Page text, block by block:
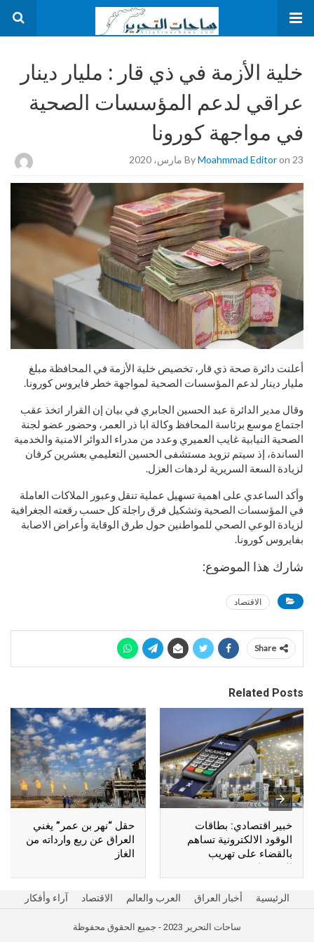
خلية الأزمة في ذي قار : مليار دينار
عراقي لدعم المؤسسات الصحية
في مواجهة كورونا
ByMoahmmad Editoron 23 مارس، 2020
أعلنت دائرة صحة ذي قار، تخصيص خلية الأزمة في المحافظة مبلغ
مليار دينار لدعم المؤسسات الصحية لمواجهة خطر فايروس كورونا.
وقال مدير الدائرة عبد الحسين الجابري في بيان إن القرار اتخذ عقب
اجتماع موسع برئاسة المحافظ وكالة ابا ذر العمر، وحضور عضو لجنة
الصحية النيابية غايب العميري وعدد من مدراء الدوائر الامنية والخدمية
الساندة، إذ سيتم تزويد مستشفى الحسين التعليمي بعشرين كرفان
لزيادة السعة السريرية لردهات العزل.
وأكد الساعدي على اهمية تسهيل عملية تنقل وعبور الملاكات العاملة
في المؤسسات الصحية وتشكيل فرق راجلة كل حسب رقعته الجغرافية
لزيادة الوعي الصحي للمواطنين حول طرق الوقاية وأعراض الاصابة
بفايروس كورونا.
شارك هذا الموضوع:
الاقتصاد
Share
Related Posts
خبير اقتصادي: بطاقات
الوقود الالكترونية تساهم
بالقضاء على تهريب
المشتقات
حقل “نهر بن عمر” يغني
العراق عن ربع وارداته من
الغاز
الرئيسية أخبار العراق العرب والعالم الاقتصاد آراء وأفكار
ساحات التحرير 2023 - جميع الحقوق محفوظة